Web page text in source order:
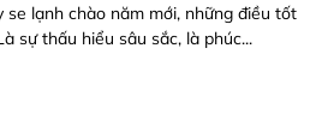
se lạnh chào năm mới, những điều tốt
sự thấu hiểu sâu sắc, là phúc...